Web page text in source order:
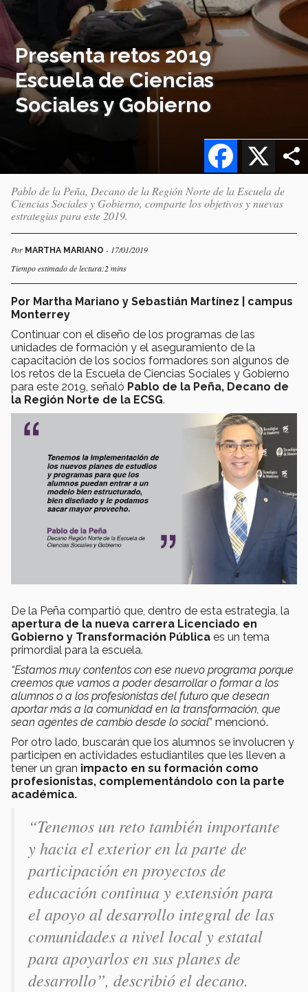
Presenta retos 2019
Escuela de Ciencias
Sociales y Gobierno
X
Facebook
Pablo de la Peña, Decano de la Región Norte de la Escuela de
Ciencias Sociales y Gobierno, comparte los objetivos y nuevas
estrategias para este 2019.
Por MARTHA MARIANO - 17/01/2019
Tiempo estimado de lectura:2 mins
Por Martha Mariano y Sebastián Martínez | campus
Monterrey
Continuar con el diseño de los programas de las
unidades de formación y el aseguramiento de la
capacitación de los socios formadores son algunos de
los retos de la Escuela de Ciencias Sociales y Gobierno
para este 2019, señaló Pablo de la Peña, Decano de
la Región Norte de la ECSG.
De la Peña compartió que, dentro de esta estrategia, la
apertura de la nueva carrera Licenciado en
Gobierno y Transformación Pública es un tema
primordial para la escuela.
“Estamos muy contentos con ese nuevo programa porque
creemos que vamos a poder desarrollar o formar a los
alumnos o a los profesionistas del futuro que desean
aportar más a la comunidad en la transformación, que
sean agentes de cambio desde lo social” mencionó.
Por otro lado, buscarán que los alumnos se involucren y
participen en actividades estudiantiles que les lleven a
tener un gran impacto en su formación como
profesionistas, complementándolo con la parte
académica.
“Tenemos un reto también importante
y hacia el exterior en la parte de
participación en proyectos de
educación continua y extensión para
el apoyo al desarrollo integral de las
comunidades a nivel local y estatal
para apoyarlos en sus planes de
desarrollo”, describió el decano.